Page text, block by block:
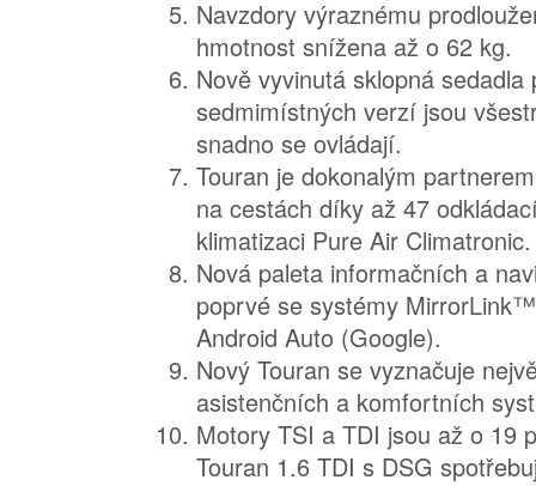
Navzdory výraznému
hmotnost snížena až o 62 kg.
Nově vyvinutá sklopná
sedmimístných verzí jsou
snadno se ovládají.
Touran je dokonalým
na cestách díky až 47
klimatizaci Pure Air Climatronic.
Nová paleta informačních a
poprvé se systémy
Android Auto (Google).
Nový Touran se vyznačuje
asistenčních a komfortních
Motory TSI a TDI jsou až o 19
Touran 1.6 TDI s DSG